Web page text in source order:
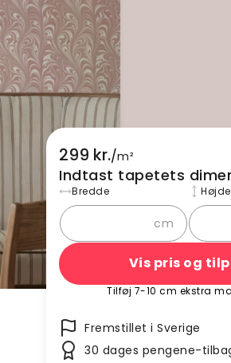
299 kr./m²
Indtast tapetets
Bredde
cm
Højde
Vis pris og
Tilføj 7-10 cm ekstra
Fremstillet i Sverige
30 dages pengene-